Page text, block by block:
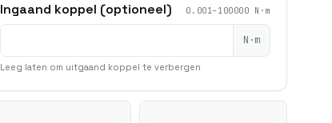
Ingaand koppel (optioneel) 0.001–100000 N·m
N·m
Leeg laten om uitgaand koppel te verbergen